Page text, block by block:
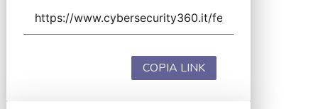
COPIA LINK